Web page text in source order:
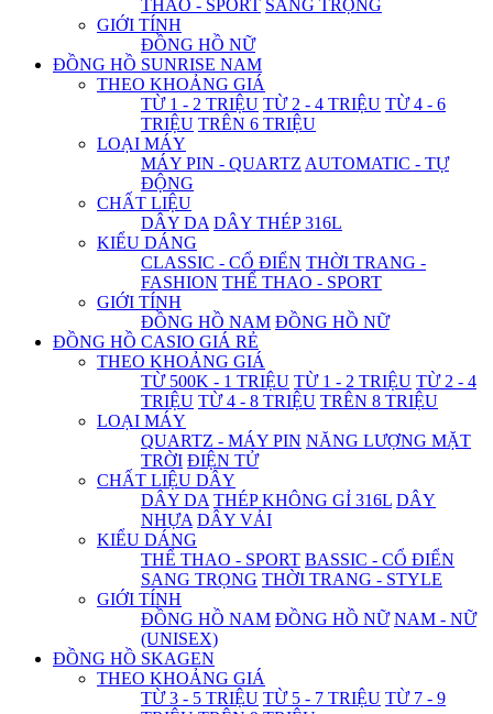
THAO - SPORT SANG TRỌNG
GIỚI TÍNH
ĐỒNG HỒ NỮ
ĐỒNG HỒ SUNRISE NAM
THEO KHOẢNG GIÁ
TỪ 1 - 2 TRIỆU TỪ 2 - 4 TRIỆU TỪ 4 - 6
TRIỆU TRÊN 6 TRIỆU
LOẠI MÁY
MÁY PIN - QUARTZ AUTOMATIC - TỰ
ĐỘNG
CHẤT LIỆU
DÂY DA DÂY THÉP 316L
KIỂU DÁNG
CLASSIC - CỔ ĐIỂN THỜI TRANG -
FASHION THỂ THAO - SPORT
GIỚI TÍNH
ĐỒNG HỒ NAM ĐỒNG HỒ NỮ
ĐỒNG HỒ CASIO GIÁ RẺ
THEO KHOẢNG GIÁ
TỪ 500K - 1 TRIỆU TỪ 1 - 2 TRIỆU TỪ 2 - 4
TRIỆU TỪ 4 - 8 TRIỆU TRÊN 8 TRIỆU
LOẠI MÁY
QUARTZ - MÁY PIN NĂNG LƯỢNG MẶT
TRỜI ĐIỆN TỬ
CHẤT LIỆU DÂY
DÂY DA THÉP KHÔNG GỈ 316L DÂY
NHỰA DÂY VẢI
KIỂU DÁNG
THỂ THAO - SPORT BASSIC - CỔ ĐIỂN
SANG TRỌNG THỜI TRANG - STYLE
GIỚI TÍNH
ĐỒNG HỒ NAM ĐỒNG HỒ NỮ NAM - NỮ
(UNISEX)
ĐỒNG HỒ SKAGEN
THEO KHOẢNG GIÁ
TỪ 3 - 5 TRIỆU TỪ 5 - 7 TRIỆU TỪ 7 - 9